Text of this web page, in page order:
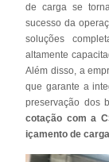
de carga se
sucesso da
soluções
altamente
Além disso, a
que garante a
preservação dos
cotação com a
içamento de